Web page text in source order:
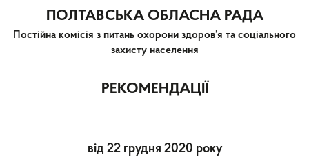
ПОЛТАВСЬКА ОБЛАСНА РАДА
Постійна комісія з питань охорони здоров’я та соціального
захисту населення
РЕКОМЕНДАЦІЇ
від 22 грудня 2020 року